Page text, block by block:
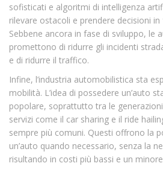
sofisticati e algoritmi di intelligenza
rilevare ostacoli e prendere decisioni
Sebbene ancora in fase di sviluppo, le
promettono di ridurre gli incidenti
e di ridurre il traffico.
Infine, l’industria automobilistica sta
mobilità. L’idea di possedere un’auto
popolare, soprattutto tra le
servizi come il car sharing e il ride
sempre più comuni. Questi offrono la
un’auto quando necessario, senza la
risultando in costi più bassi e un